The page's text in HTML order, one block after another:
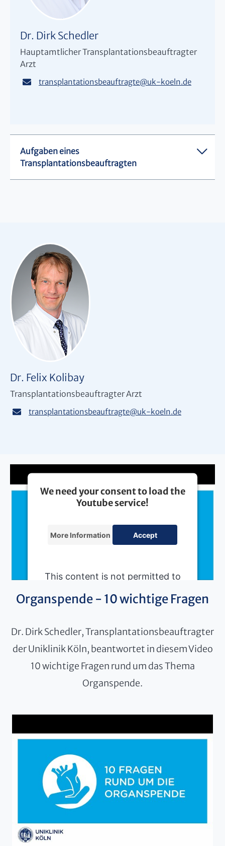
Dr. Dirk Schedler
Hauptamtlicher Transplantationsbeauftragter
Arzt
transplantationsbeauftragte@uk-koeln.de
Aufgaben eines
Transplantationsbeauftragten
Dr. Felix Kolibay
Transplantationsbeauftragter Arzt
transplantationsbeauftragte@uk-koeln.de
We need your consent to load the
Youtube service!
This content is not permitted to
load due to trackers that are not
website owner needs to setup the
site with their CMP to add this
content to the list of technologies
used.
More Information Accept
Organspende - 10 wichtige Fragen
Dr. Dirk Schedler, Transplantationsbeauftragter
der Uniklinik Köln, beantwortet in diesem Video
10 wichtige Fragen rund um das Thema
Organspende.